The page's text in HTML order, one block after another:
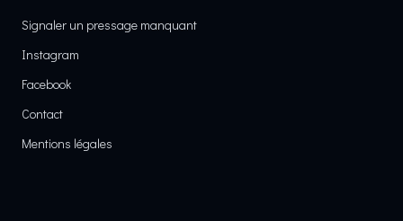
Signaler un pressage manquant
Instagram
Facebook
Contact
Mentions légales